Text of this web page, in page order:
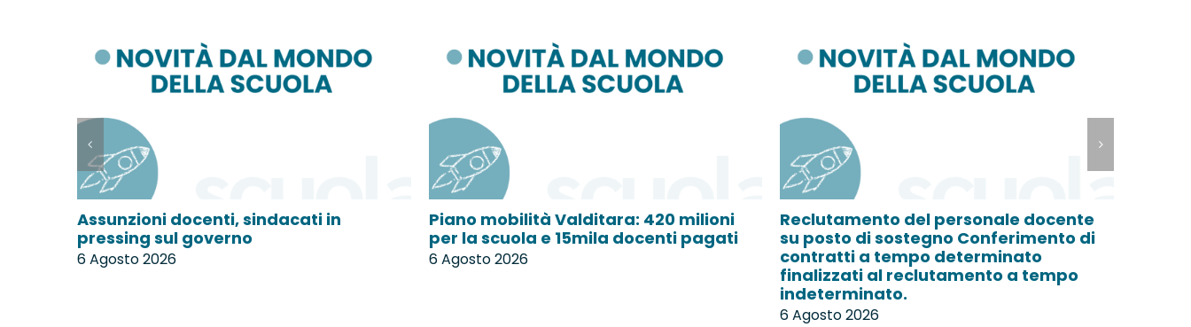
Assunzioni docenti, sindacati in
pressing sul governo
6 Agosto 2026
Piano mobilità Valditara: 420 milioni
per la scuola e 15mila docenti pagati
6 Agosto 2026
Reclutamento del personale docente
su posto di sostegno Conferimento di
contratti a tempo determinato
finalizzati al reclutamento a tempo
indeterminato.
6 Agosto 2026